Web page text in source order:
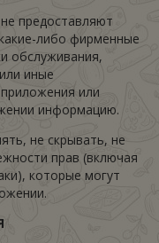
предоставляют
либо фирменные
обслуживания,
иные
или
информацию.
не скрывать, не
прав (включая
которые могут